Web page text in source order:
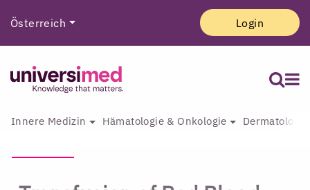
Österreich Login
Innere Medizin Hämatologie & Onkologie